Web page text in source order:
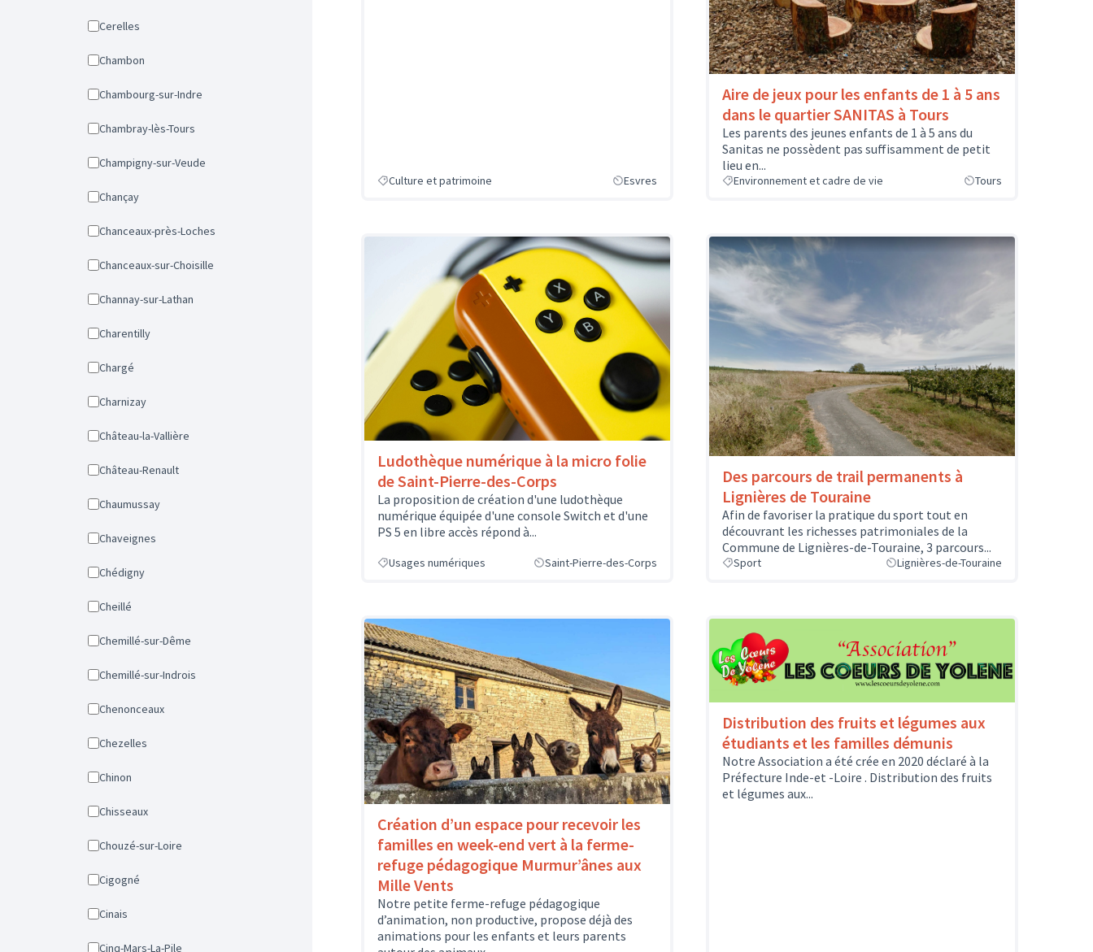
Cerelles
Chambon
Chambourg-sur-Indre
Chambray-lès-Tours
Champigny-sur-Veude
Chançay
Chanceaux-près-Loches
Chanceaux-sur-Choisille
Channay-sur-Lathan
Charentilly
Chargé
Charnizay
Château-la-Vallière
Château-Renault
Chaumussay
Chaveignes
Chédigny
Cheillé
Chemillé-sur-Dême
Chemillé-sur-Indrois
Chenonceaux
Chezelles
Chinon
Chisseaux
Chouzé-sur-Loire
Cigogné
Cinais
Cinq-Mars-La-Pile
Culture et patrimoine Esvres
Aire de jeux pour les enfants de 1 à 5 ans
dans le quartier SANITAS à Tours
Les parents des jeunes enfants de 1 à 5 ans du
Sanitas ne possèdent pas suffisamment de petit
lieu en...
Environnement et cadre de vie Tours
Ludothèque numérique à la micro folie
de Saint-Pierre-des-Corps
La proposition de création d'une ludothèque
numérique équipée d'une console Switch et d'une
PS 5 en libre accès répond à...
Usages numériques Saint-Pierre-des-Corps
Des parcours de trail permanents à
Lignières de Touraine
Afin de favoriser la pratique du sport tout en
découvrant les richesses patrimoniales de la
Commune de Lignières-de-Touraine, 3 parcours...
Sport Lignières-de-Touraine
Création d’un espace pour recevoir les
familles en week-end vert à la ferme-
refuge pédagogique Murmur’ânes aux
Mille Vents
Notre petite ferme-refuge pédagogique
d’animation, non productive, propose déjà des
animations pour les enfants et leurs parents
Distribution des fruits et légumes aux
étudiants et les familles démunis
Notre Association a été crée en 2020 déclaré à la
Préfecture Inde-et -Loire . Distribution des fruits
et légumes aux...